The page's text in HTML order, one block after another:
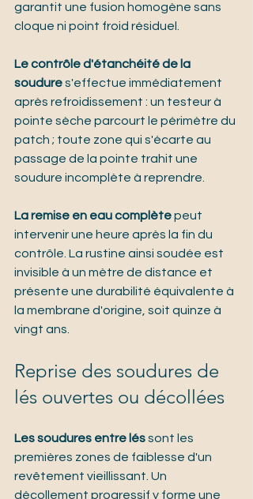
garantit une fusion homogène sans
cloque ni point froid résiduel.
Le contrôle d'étanchéité de la
soudure s'effectue immédiatement
après refroidissement : un testeur à
pointe sèche parcourt le périmètre du
patch ; toute zone qui s'écarte au
passage de la pointe trahit une
soudure incomplète à reprendre.
La remise en eau complète peut
intervenir une heure après la fin du
contrôle. La rustine ainsi soudée est
invisible à un mètre de distance et
présente une durabilité équivalente à
la membrane d'origine, soit quinze à
vingt ans.
Reprise des soudures de
lés ouvertes ou décollées
Les soudures entre lés sont les
premières zones de faiblesse d'un
revêtement vieillissant. Un
décollement progressif y forme une